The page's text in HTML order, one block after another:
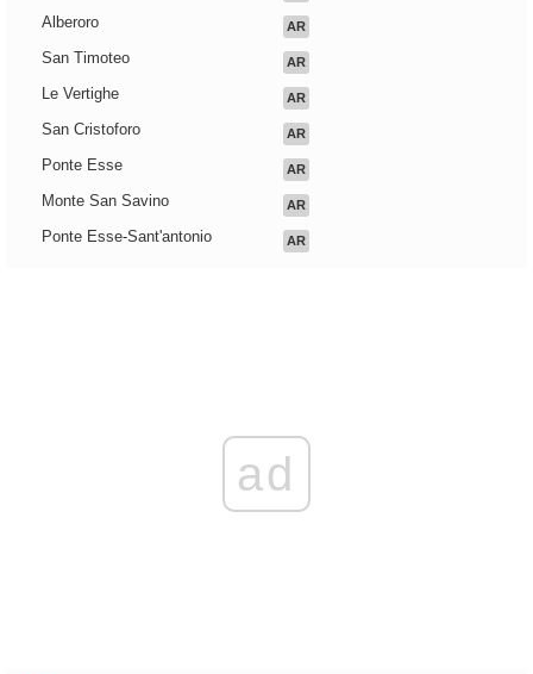
Alberoro AR
San Timoteo AR
Le Vertighe AR
San Cristoforo AR
Ponte Esse AR
Monte San Savino AR
Ponte Esse-Sant'antonio AR
ad